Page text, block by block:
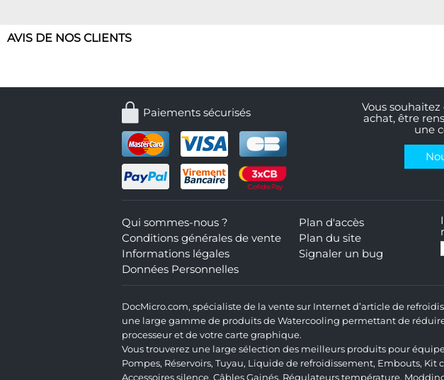
AVIS DE NOS CLIENTS
Paiements sécurisés
Vous
achat, être
une
Qui sommes-nous ?
Conditions générales de vente
Informations légales
Données Personnelles
Plan d'accès
Plan du site
Signaler un bug
DocMicro.com, spécialiste de la vente sur Internet d’article de
une large gamme de produits de Watercooling permettant de
processeur et de votre carte graphique.
Vous trouverez une large sélection des meilleurs produits pour
Pompes, Réservoirs, Tuyau, Liquide de refroidissement, Embouts, Kit
Accessoires silence, Câbles Gainés, Régulateurs température,